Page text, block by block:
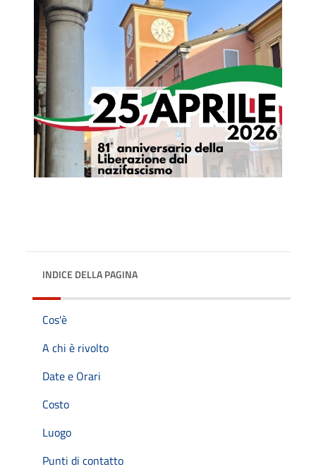
INDICE DELLA PAGINA
Cos'è
A chi è rivolto
Date e Orari
Costo
Luogo
Punti di contatto